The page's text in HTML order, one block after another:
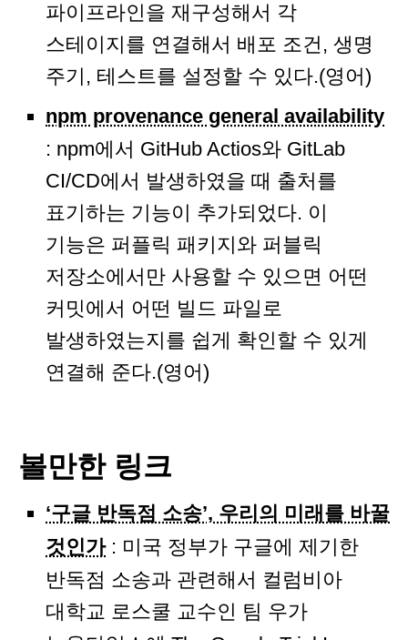
파이프라인을 재구성해서 각
스테이지를 연결해서 배포 조건, 생명
주기, 테스트를 설정할 수 있다.(영어)
npm provenance general availability
: npm에서 GitHub Actios와 GitLab
CI/CD에서 발생하였을 때 출처를
표기하는 기능이 추가되었다. 이
기능은 퍼플릭 패키지와 퍼블릭
저장소에서만 사용할 수 있으면 어떤
커밋에서 어떤 빌드 파일로
발생하였는지를 쉽게 확인할 수 있게
연결해 준다.(영어)
볼만한 링크
‘구글 반독점 소송’, 우리의 미래를 바꿀
것인가: 미국 정부가 구글에 제기한
반독점 소송과 관련해서 컬럼비아
대학교 로스쿨 교수인 팀 우가